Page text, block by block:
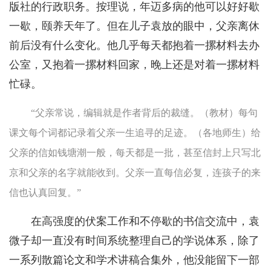
版社的行政职务。按理说，年迈多病的他可以好好歇
一歇，颐养天年了。但在儿子袁放的眼中，父亲离休
前后没有什么变化。他几乎每天都抱着一摞材料去办
公室，又抱着一摞材料回家，晚上还是对着一摞材料
忙碌。
“父亲常说，编辑就是作者背后的裁缝。（教材）每句
课文每个词都记录着父亲一生追寻的足迹。（各地师生）给
父亲的信如钱塘潮一般，每天都是一批，甚至信封上只写北
京和父亲的名字就能收到。父亲一直每信必复，连孩子的来
信也认真回复。”
在高强度的伏案工作和不停歇的书信交流中，袁
微子却一直没有时间系统整理自己的学说体系，除了
一系列散篇论文和学术讲稿合集外，他没能留下一部